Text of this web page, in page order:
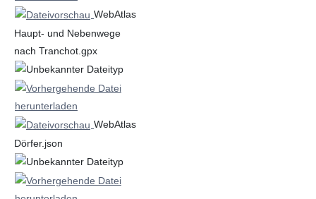
WebAtlas
Haupt- und Nebenwege
nach Tranchot.gpx
WebAtlas
Dörfer.json